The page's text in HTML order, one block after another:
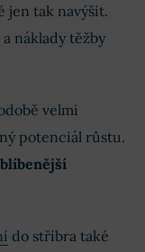
jen tak navýšit.
náklady těžby
velmi
potenciál růstu.
do stříbra také